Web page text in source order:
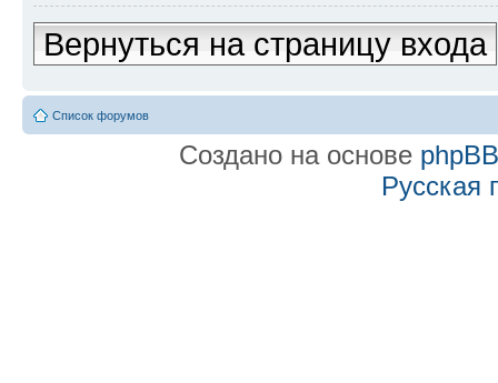
Вернуться на страницу входа
Список форумов
Создано на основе phpBB
Русская